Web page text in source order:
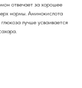
отвечает за хорошее
нормы. Аминокислота
лучше усваивается